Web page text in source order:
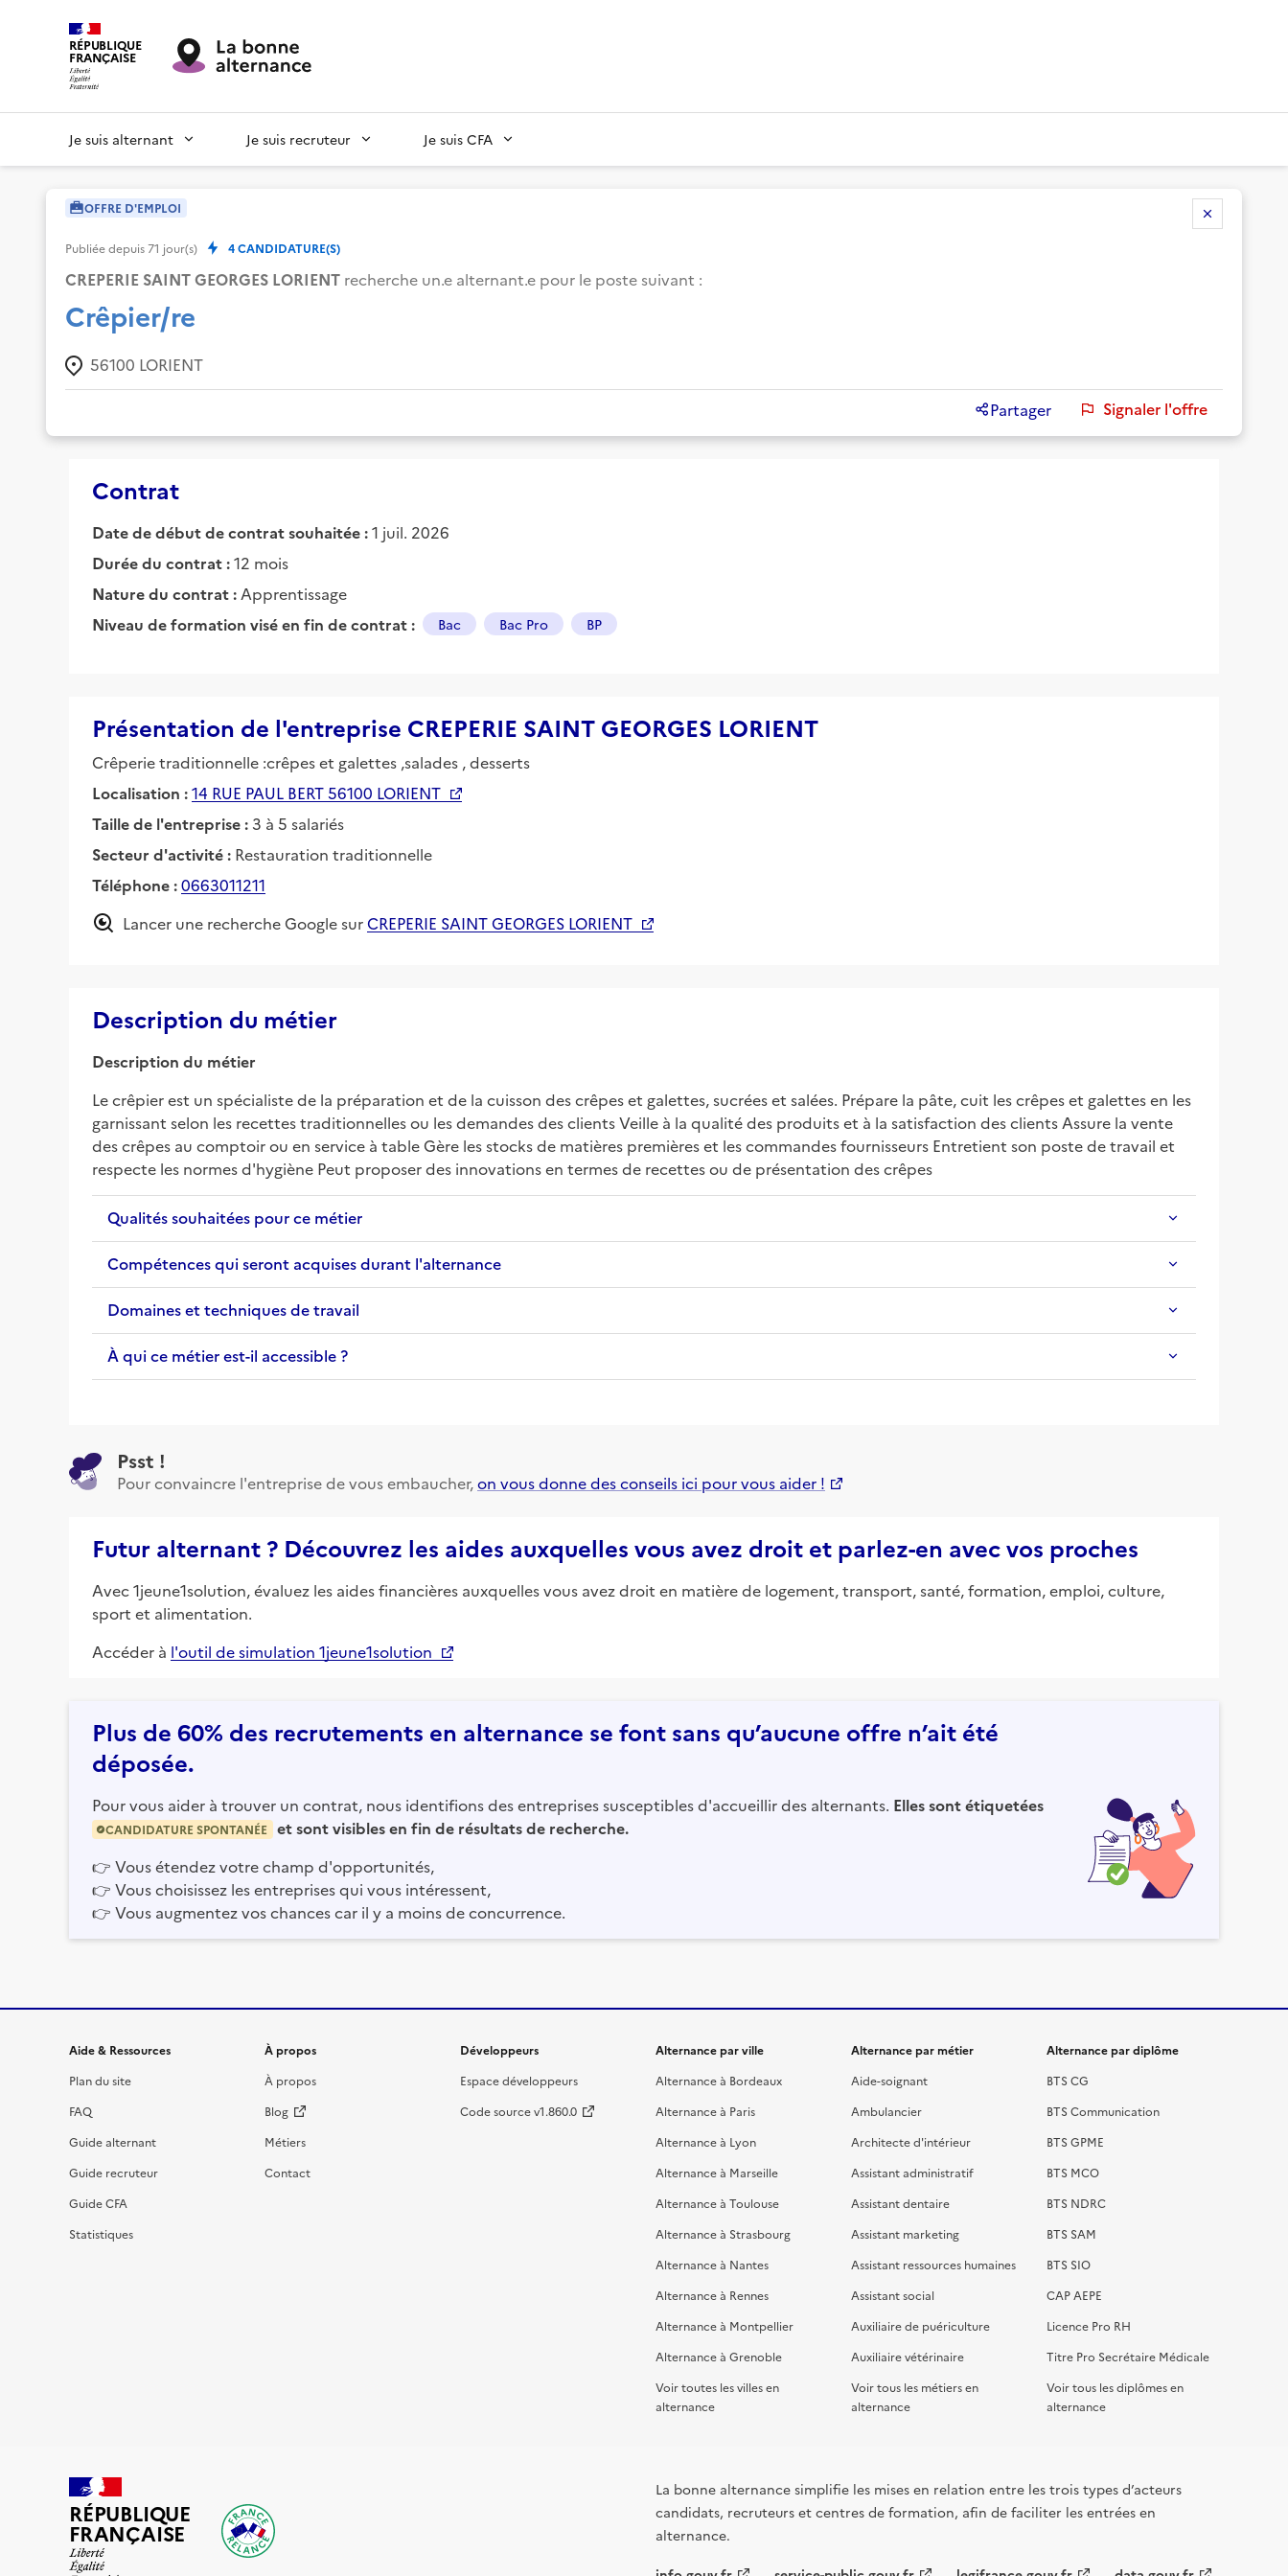
RÉPUBLIQUE
FRANÇAISE
Je suis alternant Je suis recruteur Je suis CFA
OFFRE D'EMPLOI
Publiée depuis71 jour(s) 4CANDIDATURE(S)
CREPERIE SAINT GEORGES LORIENT recherche un.e alternant.e pour le poste suivant :
Crêpier/re
56100 LORIENT
Partager Signaler l'offre
Contrat
Date de début de contrat souhaitée :1 juil. 2026
Durée du contrat :12 mois
Nature du contrat : Apprentissage
Niveau de formation visé en fin de contrat :
Bac Bac Pro BP
Présentation de l'entreprise CREPERIE SAINT GEORGES LORIENT
Crêperie traditionnelle :crêpes et galettes ,salades , desserts
Localisation :14 RUE PAUL BERT 56100 LORIENT
Taille de l'entreprise : 3 à 5 salariés
Secteur d'activité : Restauration traditionnelle
Téléphone :0663011211
Lancer une recherche Google surCREPERIE SAINT GEORGES LORIENT
Description du métier
Description du métier
Le crêpier est un spécialiste de la préparation et de la cuisson des crêpes et galettes, sucrées et salées. Prépare la pâte, cuit les crêpes et galettes en les
garnissant selon les recettes traditionnelles ou les demandes des clients Veille à la qualité des produits et à la satisfaction des clients Assure la vente
des crêpes au comptoir ou en service à table Gère les stocks de matières premières et les commandes fournisseurs Entretient son poste de travail et
respecte les normes d'hygiène Peut proposer des innovations en termes de recettes ou de présentation des crêpes
Qualités souhaitées pour ce métier
Compétences qui seront acquises durant l'alternance
Domaines et techniques de travail
À qui ce métier est-il accessible ?
Psst !
Pour convaincre l'entreprise de vous embaucher,on vous donne des conseils ici pour vous aider !
Futur alternant ? Découvrez les aides auxquelles vous avez droit et parlez-en avec vos proches
Avec 1jeune1solution, évaluez les aides financières auxquelles vous avez droit en matière de logement, transport, santé, formation, emploi, culture,
sport et alimentation.
Accéder à l'outil de simulation 1jeune1solution
Plus de 60% des recrutements en alternance se font sans qu’aucune offre n’ait été
déposée.
Pour vous aider à trouver un contrat, nous identifions des entreprises susceptibles d'accueillir des alternants. Elles sont étiquetées
CANDIDATURE SPONTANÉE
et sont visibles en fin de résultats de recherche.
👉 Vous étendez votre champ d'opportunités,
👉 Vous choisissez les entreprises qui vous intéressent,
👉 Vous augmentez vos chances car il y a moins de concurrence.
Informations et liens du site
Aide & Ressources
Plan du site
FAQ
Guide alternant
Guide recruteur
Guide CFA
Statistiques
À propos
À propos
Blog
Métiers
Contact
Développeurs
Espace développeurs
Code source v1.860.0
Alternance par ville
Alternance à Bordeaux
Alternance à Paris
Alternance à Lyon
Alternance à Marseille
Alternance à Toulouse
Alternance à Strasbourg
Alternance à Nantes
Alternance à Rennes
Alternance à Montpellier
Alternance à Grenoble
Voir toutes les villes en
alternance
Alternance par métier
Aide-soignant
Ambulancier
Architecte d'intérieur
Assistant administratif
Assistant dentaire
Assistant marketing
Assistant ressources humaines
Assistant social
Auxiliaire de puériculture
Auxiliaire vétérinaire
Voir tous les métiers en
alternance
Alternance par diplôme
BTS CG
BTS Communication
BTS GPME
BTS MCO
BTS NDRC
BTS SAM
BTS SIO
CAP AEPE
Licence Pro RH
Titre Pro Secrétaire Médicale
Voir tous les diplômes en
alternance
RÉPUBLIQUE
FRANÇAISE
La bonne alternance simplifie les mises en relation entre les trois types d’acteurs
candidats, recruteurs et centres de formation, afin de faciliter les entrées en
alternance.